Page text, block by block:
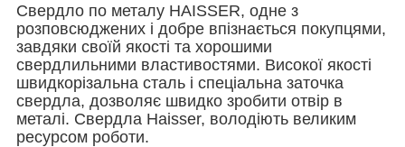
Свердло по металу HAISSER, одне з
розповсюджених і добре впізнається покупцями,
завдяки своїй якості та хорошими
свердлильними властивостями. Високої якості
швидкорізальна сталь і спеціальна заточка
свердла, дозволяє швидко зробити отвір в
металі. Свердла Haisser, володіють великим
ресурсом роботи.